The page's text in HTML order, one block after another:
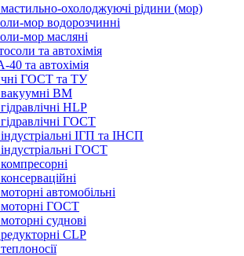
охолоджуючі рідини (мор)
мор водорозчинні
мор масляні
та автохімія
40 та автохімія
ГОСТ та ТУ
ВМ
HLP
ГОСТ
ІГП та ІНСП
ГОСТ
автомобільні
ГОСТ
суднові
CLP